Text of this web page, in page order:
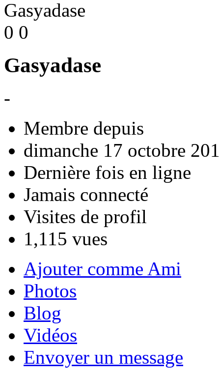
0 0
Gasyadase
-
Membre depuis
dimanche 17 octobre
Dernière fois en ligne
Jamais connecté
Visites de profil
1,115 vues
Ajouter comme Ami
Photos
Blog
Vidéos
Envoyer un message